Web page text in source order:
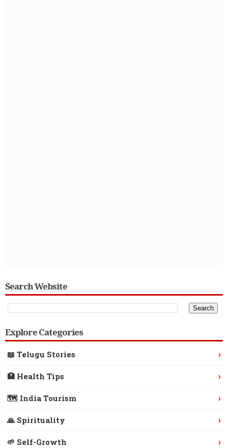
Search Website
Explore Categories
📖 Telugu Stories ›
🏥 Health Tips ›
🗺️ India Tourism ›
🙏 Spirituality ›
🌱 Self-Growth ›